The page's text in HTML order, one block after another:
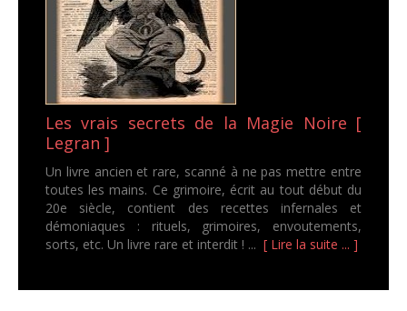
Les vrais secrets de la Magie Noire [
Legran ]
Un livre ancien et rare, scanné à ne pas mettre entre
toutes les mains. Ce grimoire, écrit au tout début du
20e siècle, contient des recettes infernales et
démoniaques : rituels, grimoires, envoutements,
sorts, etc. Un livre rare et interdit ! ... [ Lire la suite ... ]